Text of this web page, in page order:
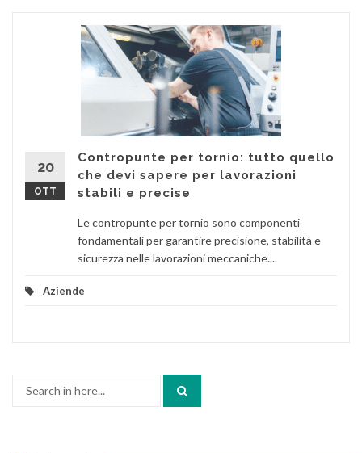
20
OTT
Contropunte per tornio: tutto quello
che devi sapere per lavorazioni
stabili e precise
Le contropunte per tornio sono componenti
fondamentali per garantire precisione, stabilità e
sicurezza nelle lavorazioni meccaniche....
Aziende